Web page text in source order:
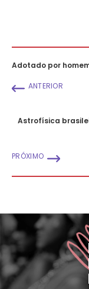
Adotado por
ANTERIOR
Astrofísica
PRÓXIMO